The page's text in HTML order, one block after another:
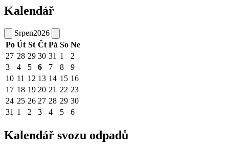
Kalendář
Srpen2026
Po Út St Čt Pá So Ne
27 28 29 30 31 1
2
3
4 5 6 7 8
9
10 11 12 13 14 15 16
17 18 19 20 21 22 23
24 25 26 27 28 29 30
31 1 2 3 4 5 6
Kalendář svozu odpadů